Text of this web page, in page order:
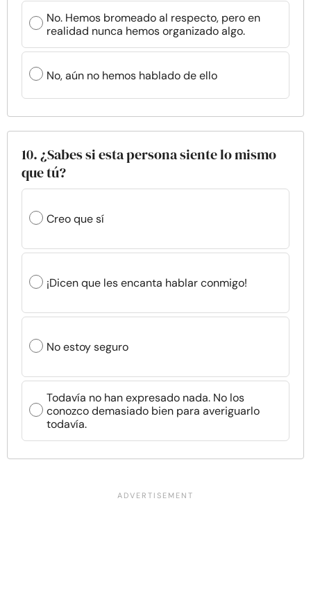
No. Hemos bromeado al respecto, pero en
realidad nunca hemos organizado algo.
No, aún no hemos hablado de ello
10. ¿Sabes si esta persona siente lo mismo
que tú?
Creo que sí
¡Dicen que les encanta hablar conmigo!
No estoy seguro
Todavía no han expresado nada. No los
conozco demasiado bien para averiguarlo
todavía.